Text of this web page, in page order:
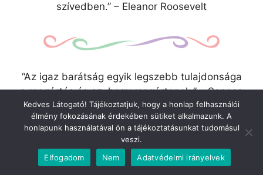
szívedben.” – Eleanor Roosevelt
“Az igaz barátság egyik legszebb tulajdonsága
a megértés és az, hogy megértenek.” – Seneca
– Legjobb barát idézetek
Kedves Látogató! Tájékoztatjuk, hogy a honlap felhasználói
élmény fokozásának érdekében sütiket alkalmazunk. A
honlapunk használatával ön a tájékoztatásunkat tudomásul
veszi.
Elfogadom
Nem Adatvédelmi irányelvek